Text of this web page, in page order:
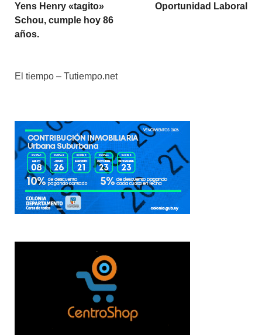
Yens Henry «tagito»
Schou, cumple hoy 86
años.
Oportunidad Laboral
El tiempo – Tutiempo.net